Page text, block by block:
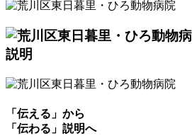
説明
「伝える」から
「伝わる」説明へ